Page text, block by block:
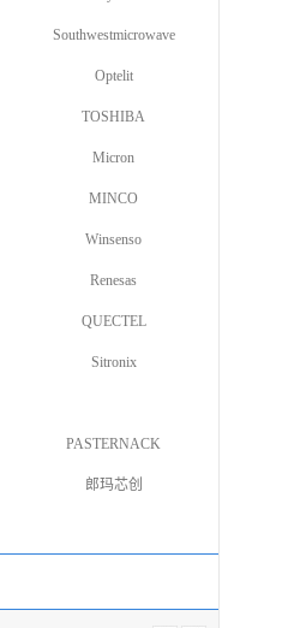
Southwestmicrowave
Optelit
TOSHIBA
Micron
MINCO
Winsenso
Renesas
QUECTEL
Sitronix
PASTERNACK
郎玛芯创